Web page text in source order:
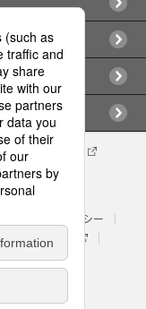
クッキーポリシー
取組み内容
ス